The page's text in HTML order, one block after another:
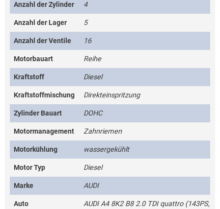
Anzahl der Zylinder 4
Anzahl der Lager 5
Anzahl der Ventile 16
Motorbauart Reihe
Kraftstoff Diesel
Kraftstoffmischung Direkteinspritzung
Zylinder Bauart DOHC
Motormanagement Zahnriemen
Motorkühlung wassergekühlt
Motor Typ Diesel
Marke AUDI
Auto
AUDI A4 8K2 B8 2.0 TDI quattro (143PS,